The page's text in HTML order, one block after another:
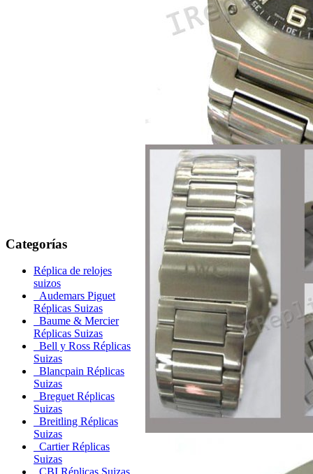
Categorías
Réplica de relojes
suizos
Audemars Piguet
Réplicas Suizas
Baume & Mercier
Réplicas Suizas
Bell y Ross Réplicas
Suizas
Blancpain Réplicas
Suizas
Breguet Réplicas
Suizas
Breitling Réplicas
Suizas
Cartier Réplicas
Suizas